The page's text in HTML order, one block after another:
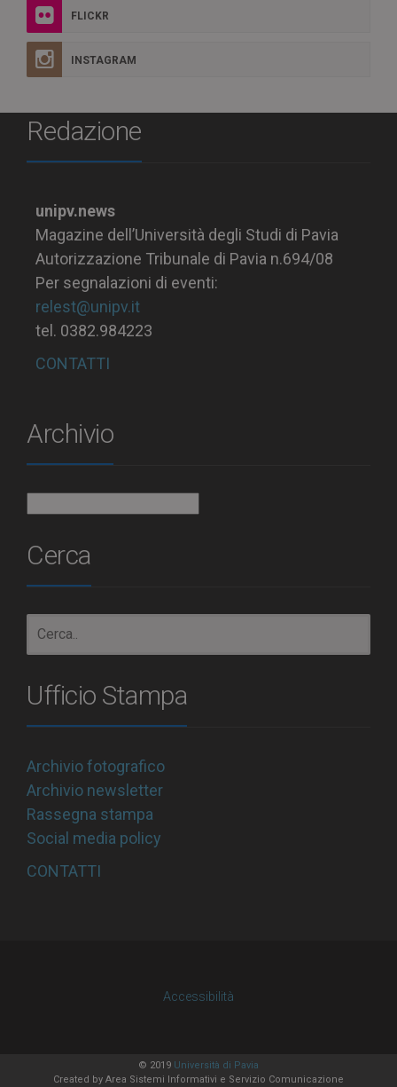
FLICKR
INSTAGRAM
Redazione
unipv.news
Magazine dell’Università degli Studi di Pavia
Autorizzazione Tribunale di Pavia n.694/08
Per segnalazioni di eventi:
relest@unipv.it
tel. 0382.984223
CONTATTI
Archivio
Cerca
Ufficio Stampa
Archivio fotografico
Archivio newsletter
Rassegna stampa
Social media policy
CONTATTI
Accessibilità
© 2019 Università di Pavia
Created by Area Sistemi Informativi e Servizio Comunicazione